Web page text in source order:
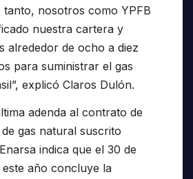
tanto, nosotros como YPFB
nuestra cartera y
alrededor de ocho a diez
para suministrar el gas
explicó Claros Dulón.
adenda al contrato de
gas natural suscrito
indica que el 30 de
año concluye la